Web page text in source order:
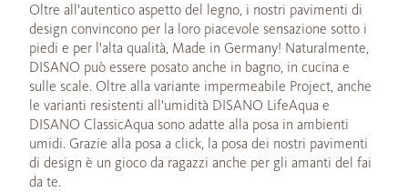
Oltre all'autentico aspetto del legno, i nostri pavimenti di
design convincono per la loro piacevole sensazione sotto i
piedi e per l'alta qualità, Made in Germany! Naturalmente,
DISANO può essere posato anche in bagno, in cucina e
sulle scale. Oltre alla variante impermeabile Project, anche
le varianti resistenti all'umidità DISANO LifeAqua e
DISANO ClassicAqua sono adatte alla posa in ambienti
umidi. Grazie alla posa a click, la posa dei nostri pavimenti
di design è un gioco da ragazzi anche per gli amanti del fai
da te.